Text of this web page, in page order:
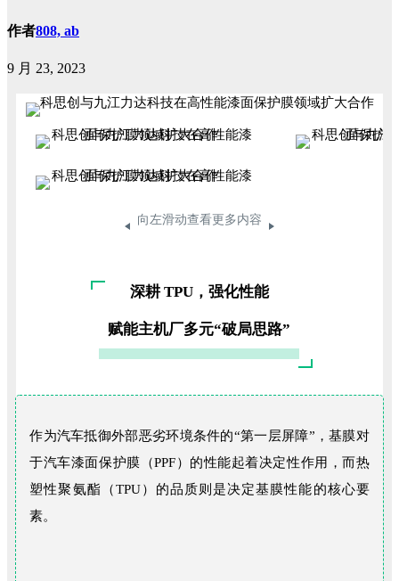
作者808, ab
9 月 23, 2023
向左滑动查看更多内容
深耕 TPU，强化性能
赋能主机厂多元“破局思路”
作为汽车抵御外部恶劣环境条件的“第一层屏障”，基膜对
于汽车漆面保护膜（PPF）的性能起着决定性作用，而热
塑性聚氨酯（TPU）的品质则是决定基膜性能的核心要
素。